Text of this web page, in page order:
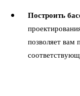
Построить
позволяет вам